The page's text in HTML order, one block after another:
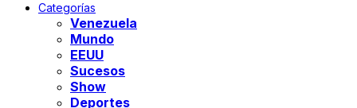
Categorías
Venezuela
Mundo
EEUU
Sucesos
Show
Deportes